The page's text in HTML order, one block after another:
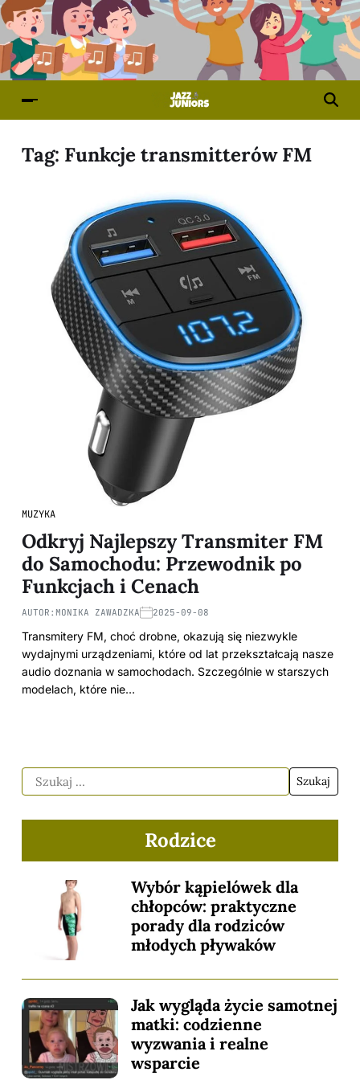
Tag: Funkcje transmitterów FM
MUZYKA
Odkryj Najlepszy Transmiter FM
do Samochodu: Przewodnik po
Funkcjach i Cenach
AUTOR: MONIKA ZAWADZKA 2025-09-08
Transmitery FM, choć drobne, okazują się niezwykle
wydajnymi urządzeniami, które od lat przekształcają nasze
audio doznania w samochodach. Szczególnie w starszych
modelach, które nie…
Rodzice
Wybór kąpielówek dla
chłopców: praktyczne
porady dla rodziców
młodych pływaków
Jak wygląda życie samotnej
matki: codzienne
wyzwania i realne
wsparcie